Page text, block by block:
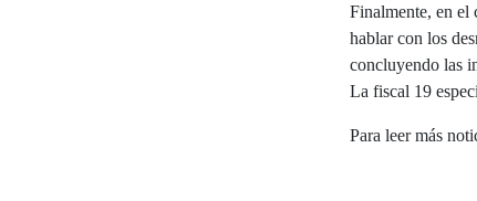
Finalmente, en el
hablar con los
concluyendo las
La fiscal 19
Para leer más